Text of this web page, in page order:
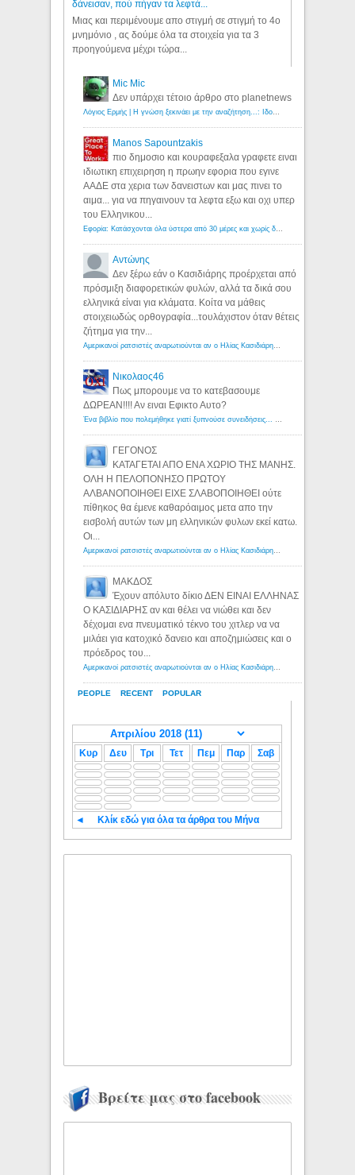
δάνεισαν, πού πήγαν τα λεφτά...
Μιας και περιμένουμε απο στιγμή σε στιγμή το 4ο
μνημόνιο , ας δούμε όλα τα στοιχεία για τα 3
προηγούμενα μέχρι τώρα...
PEOPLE RECENT POPULAR
Mic Mic
Δεν υπάρχει τέτοιο άρθρο στο planetnews
Λόγιος Ερμής | Η γνώση ξεκινάει με την αναζήτηση...: Ιδού οι 18 που χρωστούν 11 δις ευρώ!
Manos Sapountzakis
πιο δημοσιο και κουραφεξαλα γραφετε ειναι
ιδιωτικη επιχειρηση η πρωην εφορια που εγινε
ΑΑΔΕ στα χερια των δανειστων και μας πινει το
αιμα... για να πηγαινουν τα λεφτα εξω και οχι υπερ
του Ελληνικου...
Εφορία: Κατάσχονται όλα ύστερα από 30 μέρες και χωρίς δικαστικές αποφάσεις - Λόγιος Ερμής
Αντώνης
Δεν ξέρω εάν ο Κασιδιάρης προέρχεται από
πρόσμιξη διαφορετικών φυλών, αλλά τα δικά σου
ελληνικά είναι για κλάματα. Κοίτα να μάθεις
στοιχειωδώς ορθογραφία...τουλάχιστον όταν θέτεις
ζήτημα για την...
Αμερικανοί ρατσιστές αναρωτιούνται αν ο Ηλίας Κασιδιάρης ανήκει στη λευκή φυλή... - Λόγιος Ερμής
Νικολαος46
Πως μπορουμε να το κατεβασουμε
ΔΩΡΕΑΝ!!!! Αν ειναι Εφικτο Αυτο?
Ένα βιβλίο που πολεμήθηκε γιατί ξυπνούσε συνειδήσεις... - Λόγιος Ερμής | Η γνώση ξεκινάει με την αναζήτηση...
ΓΕΓΟΝΟΣ
ΚΑΤΑΓΕΤΑΙ ΑΠΟ ΕΝΑ ΧΩΡΙΟ ΤΗΣ ΜΑΝΗΣ.
ΟΛΗ Η ΠΕΛΟΠΟΝΗΣΟ ΠΡΩΤΟΥ
ΑΛΒΑΝΟΠΟΙΗΘΕΙ ΕΙΧΕ ΣΛΑΒΟΠΟΙΗΘΕΙ ούτε
πίθηκος θα έμενε καθαρόαιμος μετα απο την
εισβολή αυτών των μη ελληνικών φυλων εκεί κατω.
Οι...
Αμερικανοί ρατσιστές αναρωτιούνται αν ο Ηλίας Κασιδιάρης ανήκει στη λευκή φυλή... - Λόγιος Ερμής
ΜΑΚΔΟΣ
Έχουν απόλυτο δίκιο ΔΕΝ ΕΙΝΑΙ ΕΛΛΗΝΑΣ
Ο ΚΑΣΙΔΙΑΡΗΣ αν και θέλει να νιώθει και δεν
δέχομαι ενα πνευματικό τέκνο του χιτλερ να να
μιλάει για κατοχικό δανειο και αποζημιώσεις και ο
πρόεδρος του...
Αμερικανοί ρατσιστές αναρωτιούνται αν ο Ηλίας Κασιδιάρης ανήκει στη λευκή φυλή... - Λόγιος Ερμής
Κυρ Δευ Τρι Τετ Πεμ Παρ Σαβ
◄ Κλίκ εδώ για όλα τα άρθρα του Μήνα
Βρείτε μας στο facebook